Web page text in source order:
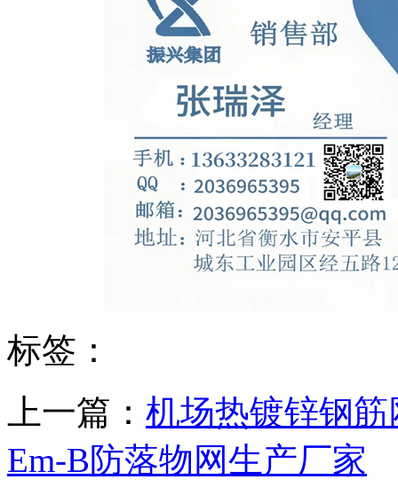
标签：
上一篇： 机场热镀锌钢
Em-B防落物网生产厂家